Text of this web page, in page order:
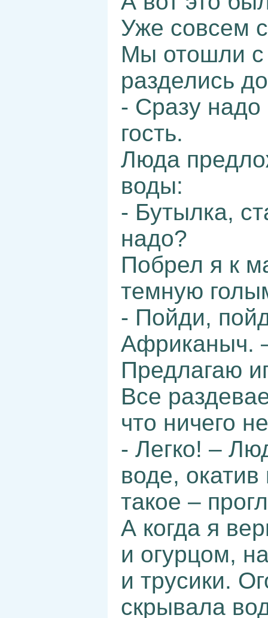
Уже совсем
Мы отошли с
разделись
- Сразу
гость.
Люда
воды:
- Бутылка,
надо?
Побрел я к
темную
- Пойди,
Африканыч.
Предлагаю
Все
что ничего
- Легко! –
воде,
такое –
А когда я
и огурцом,
и трусики.
скрывала